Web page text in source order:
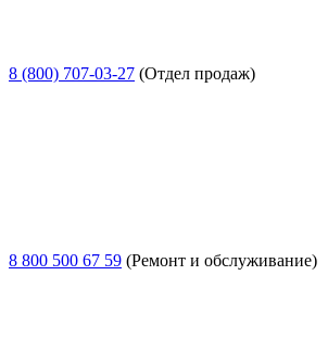
8 (800) 707-03-27 (Отдел продаж)
8 800 500 67 59 (Ремонт и обслуживание)